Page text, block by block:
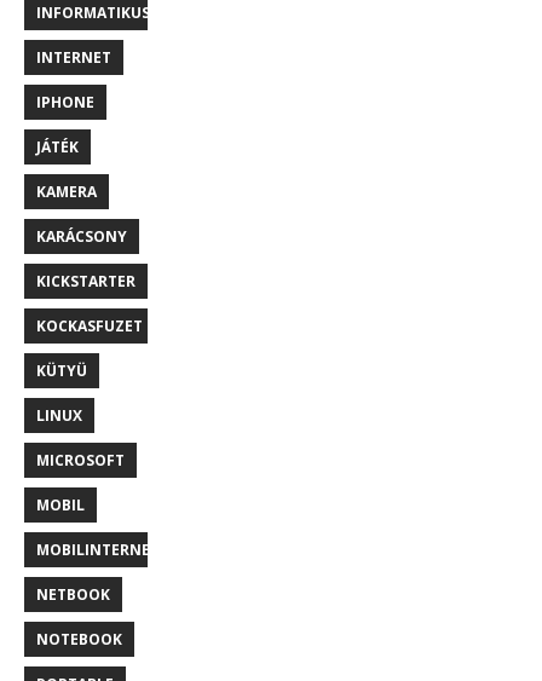
INFORMATIKUS
INTERNET
IPHONE
JÁTÉK
KAMERA
KARÁCSONY
KICKSTARTER
KOCKASFUZET
KÜTYÜ
LINUX
MICROSOFT
MOBIL
MOBILINTERNET
NETBOOK
NOTEBOOK